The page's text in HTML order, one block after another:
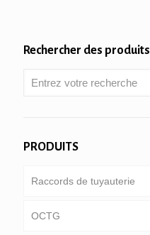
Rechercher des produits
PRODUITS
Raccords de tuyauterie
OCTG